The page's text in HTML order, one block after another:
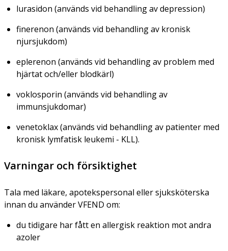
lurasidon (används vid behandling av depression)
finerenon (används vid behandling av kronisk
njursjukdom)
eplerenon (används vid behandling av problem med
hjärtat och/eller blodkärl)
voklosporin (används vid behandling av
immunsjukdomar)
venetoklax (används vid behandling av patienter med
kronisk lymfatisk leukemi - KLL).
Varningar och försiktighet
Tala med läkare, apotekspersonal eller sjuksköterska
innan du använder VFEND om:
du tidigare har fått en allergisk reaktion mot andra
azoler